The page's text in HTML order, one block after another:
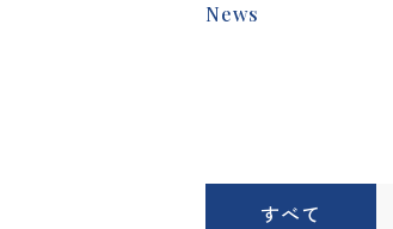
News
すべて